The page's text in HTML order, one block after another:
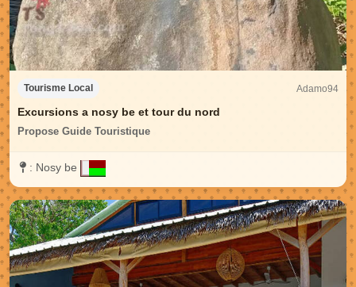
Tourisme Local Adamo94
Excursions a nosy be et tour du nord
Propose Guide Touristique
: Nosy be